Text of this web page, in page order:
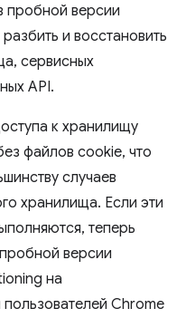
пробной версии
и восстановить
сервисных
API.
к хранилищу
файлов cookie, что
случаев
хранилища. Если эти
теперь
версии
на
Chrome